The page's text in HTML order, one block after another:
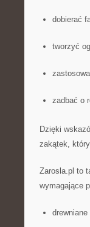
dobierać
tworzyć
zadbać o
Dzięki
zakątek, który
Zarosla.pl to
wymagające